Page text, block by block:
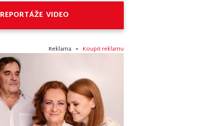
REPORTÁŽE VIDEO
Reklama • Koupit reklamu